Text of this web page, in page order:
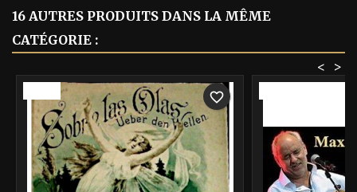
16 AUTRES PRODUITS DANS LA MÊME
CATÉGORIE :
>
<
favorite_border